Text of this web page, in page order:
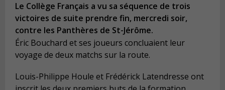
Le Collège Français a vu sa séquence de trois
victoires de suite prendre fin, mercredi soir,
contre les Panthères de St-Jérôme.
Éric Bouchard et ses joueurs concluaient leur
voyage de deux matchs sur la route.
Louis-Philippe Houle et Frédérick Latendresse ont